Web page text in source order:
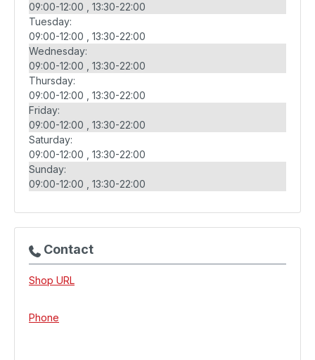
09:00-12:00
13:30-22:00
Tuesday:
09:00-12:00
13:30-22:00
Wednesday:
09:00-12:00
13:30-22:00
Thursday:
09:00-12:00
13:30-22:00
Friday:
09:00-12:00
13:30-22:00
Saturday:
09:00-12:00
13:30-22:00
Sunday:
09:00-12:00
13:30-22:00
Contact
Shop URL
Phone